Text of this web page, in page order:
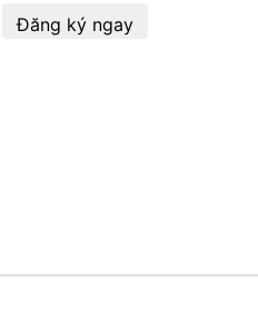
Đăng ký ngay